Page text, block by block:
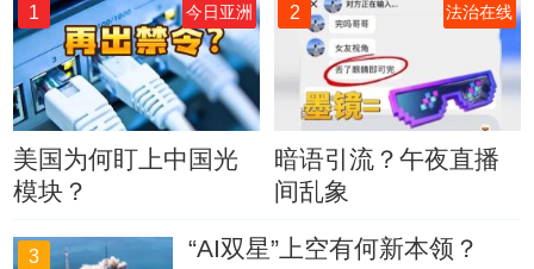
1 今日亚洲
美国为何盯上中国光
模块？
2 法治在线
暗语引流？午夜直播
间乱象
3 “AI双星”上空有何新本领？